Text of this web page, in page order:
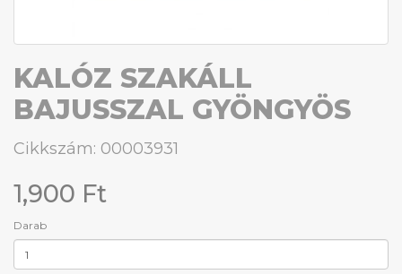
KALÓZ SZAKÁLL
BAJUSSZAL GYÖNGYÖS
Cikkszám: 00003931
1,900 Ft
Darab